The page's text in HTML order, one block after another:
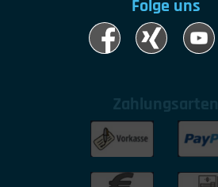
Folge uns
Zahlungsarten